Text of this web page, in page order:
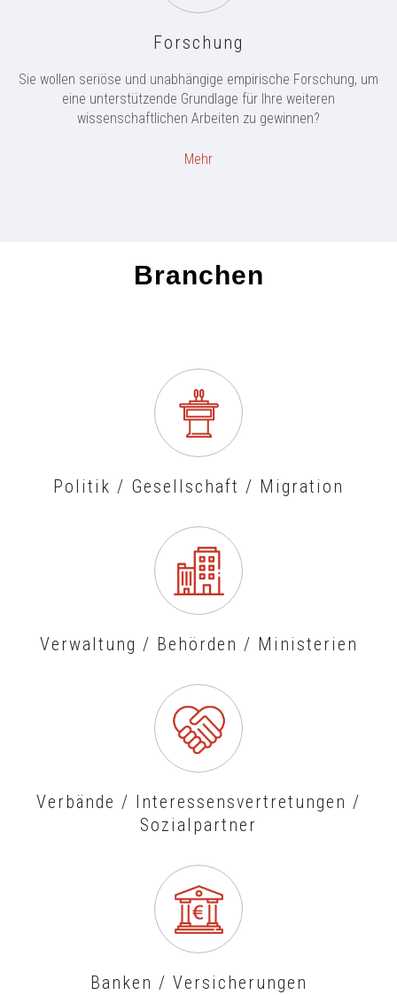
Forschung
Sie wollen seriöse und unabhängige empirische Forschung, um
eine unterstützende Grundlage für Ihre weiteren
wissenschaftlichen Arbeiten zu gewinnen?
Mehr
Branchen
Politik / Gesellschaft / Migration
Verwaltung / Behörden / Ministerien
Verbände / Interessensvertretungen /
Sozialpartner
Banken / Versicherungen